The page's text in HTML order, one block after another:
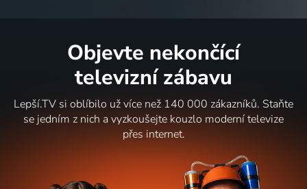
Objevte nekončící
televizní zábavu
Lepší.TV si oblíbilo už více než 140 000 zákazníků. Staňte
se jedním z nich a vyzkoušejte kouzlo moderní televize
přes internet.